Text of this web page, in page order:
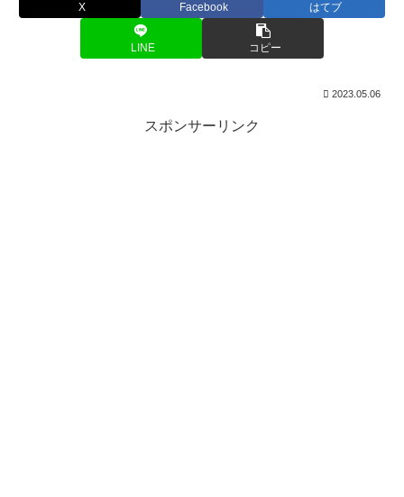
X Facebook はてブ
LINE コピー
2023.05.06
スポンサーリンク